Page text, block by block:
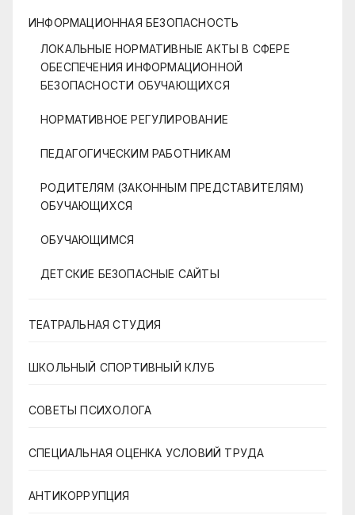
ИНФОРМАЦИОННАЯ БЕЗОПАСНОСТЬ
ЛОКАЛЬНЫЕ НОРМАТИВНЫЕ АКТЫ В СФЕРЕ
ОБЕСПЕЧЕНИЯ ИНФОРМАЦИОННОЙ
БЕЗОПАСНОСТИ ОБУЧАЮЩИХСЯ
НОРМАТИВНОЕ РЕГУЛИРОВАНИЕ
ПЕДАГОГИЧЕСКИМ РАБОТНИКАМ
РОДИТЕЛЯМ (ЗАКОННЫМ ПРЕДСТАВИТЕЛЯМ)
ОБУЧАЮЩИХСЯ
ОБУЧАЮЩИМСЯ
ДЕТСКИЕ БЕЗОПАСНЫЕ САЙТЫ
ТЕАТРАЛЬНАЯ СТУДИЯ
ШКОЛЬНЫЙ СПОРТИВНЫЙ КЛУБ
СОВЕТЫ ПСИХОЛОГА
СПЕЦИАЛЬНАЯ ОЦЕНКА УСЛОВИЙ ТРУДА
АНТИКОРРУПЦИЯ